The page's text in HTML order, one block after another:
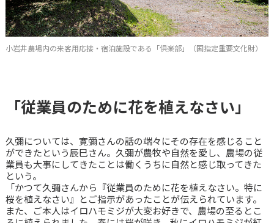
小岩井農場内の来客用応接・宿泊施設である「倶楽部」（国指定重要文化財）
「従業員のために花を植えなさい」
久彌については、寛彌さんの話の端々にその存在を感じること
ができたという辰巳さん。久彌が農牧や自然を愛し、農場の従
業員も大事にしてきたことは働くうちに自然と感じ取ってきた
という。
「かつて久彌さんから『従業員のために花を植えなさい。特に
桜を植えなさい』とご指示があったことが伝えられています。
また、ご本人はイロハモミジが大変お好きで、農場の至るとこ